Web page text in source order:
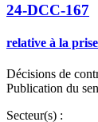
24-DCC-167
relative à la
Décisions de
Publication du
Secteur(s) :